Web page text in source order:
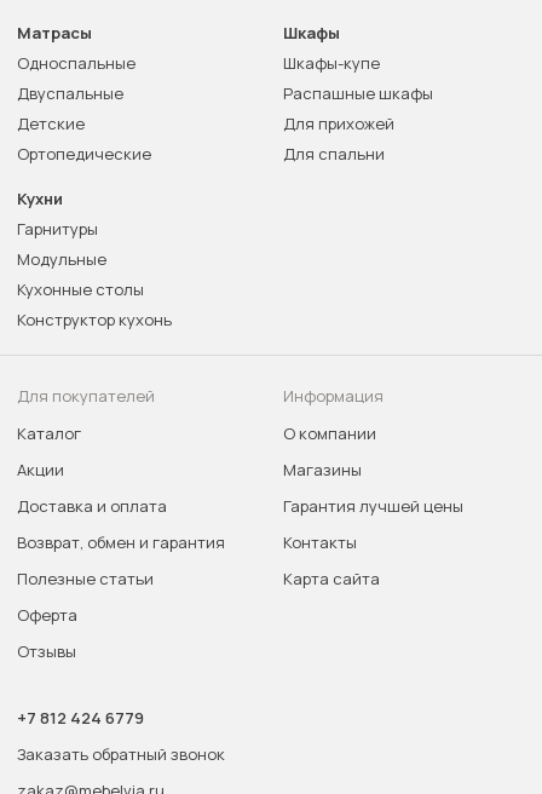
Матрасы
Односпальные
Двуспальные
Детские
Ортопедические
Шкафы
Шкафы-купе
Распашные шкафы
Для прихожей
Для спальни
Кухни
Гарнитуры
Модульные
Кухонные столы
Конструктор кухонь
Для покупателей
Каталог
Акции
Доставка и оплата
Возврат, обмен и гарантия
Полезные статьи
Оферта
Отзывы
Информация
О компании
Магазины
Гарантия лучшей цены
Контакты
Карта сайта
+7 812 424 6779
Заказать обратный звонок